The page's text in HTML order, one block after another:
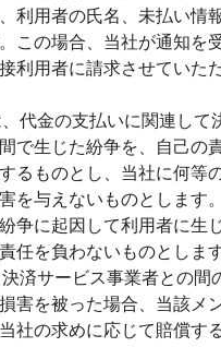
利用者の氏名、未払い情
この場合、当社が通知を
利用者に請求させていた
、代金の支払いに関連して
で生じた紛争を、自己の
るものとし、当社に何等
を与えないものとします
争に起因して利用者に生
任を負わないものとします
決済サービス事業者との間
害を被った場合、当該メ
社の求めに応じて賠償す